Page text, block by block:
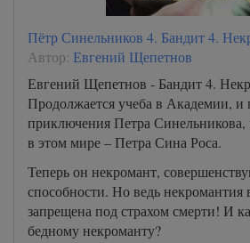
Пётр Синельников 4. Бандит 4.
Автор: Евгений Щепетнов
Евгений Щепетнов - Бандит 4.
Продолжается учеба в Академии, и
приключения Петра Синельникова,
в этом мире – Петра Сина Роса.
Теперь он некромант,
способности. Но ведь
запрещена под страхом смерти! И
бедному некроманту?